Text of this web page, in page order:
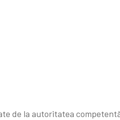
de la autoritatea